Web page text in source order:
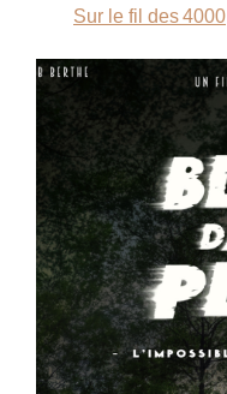
Sur le fil des 4000